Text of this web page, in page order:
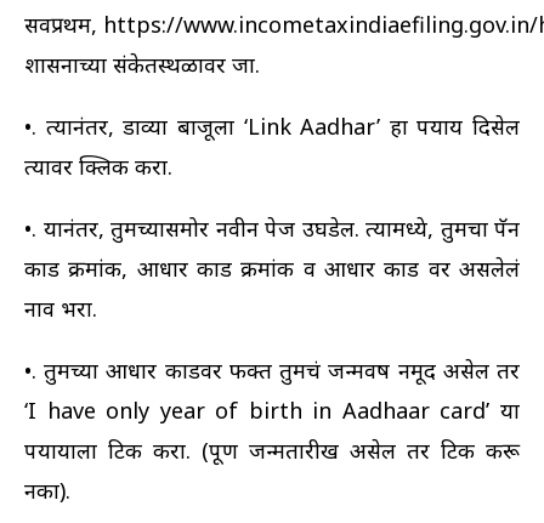
सर्वप्रथम, https://www.incometaxindiaefiling.gov.in/
शासनाच्या संकेतस्थळावर जा.
•. त्यानंतर, डाव्या बाजूला ‘Link Aadhar’ हा पर्याय दिसेल
त्यावर क्लिक करा.
•. यानंतर, तुमच्यासमोर नवीन पेज उघडेल. त्यामध्ये, तुमचा पॅन
कार्ड क्रमांक, आधार कार्ड क्रमांक व आधार कार्ड वर असलेलं
नाव भरा.
•. तुमच्या आधार कार्डवर फक्त तुमचं जन्मवर्ष नमूद असेल तर
‘I have only year of birth in Aadhaar card’ या
पर्यायाला टिक करा. (पूर्ण जन्मतारीख असेल तर टिक करू
नका).